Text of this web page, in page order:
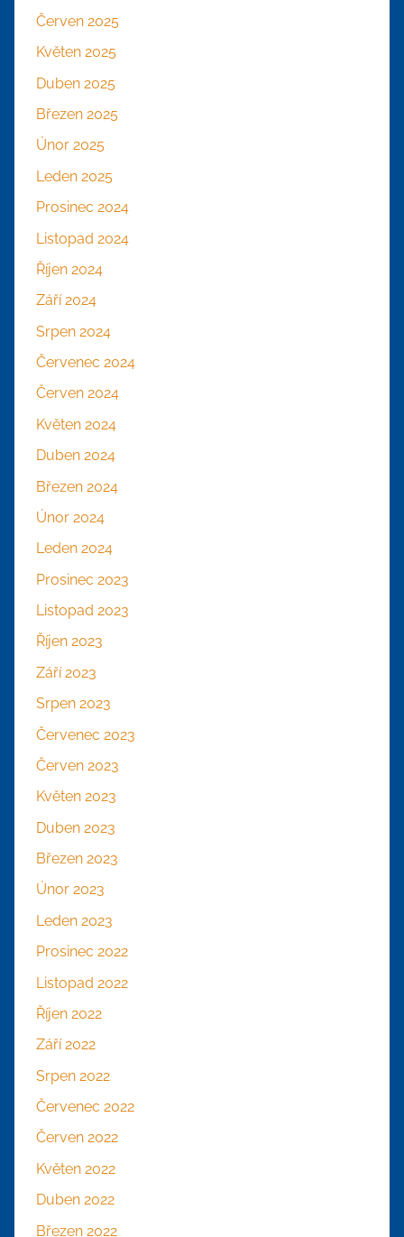
Červen 2025
Květen 2025
Duben 2025
Březen 2025
Únor 2025
Leden 2025
Prosinec 2024
Listopad 2024
Říjen 2024
Září 2024
Srpen 2024
Červenec 2024
Červen 2024
Květen 2024
Duben 2024
Březen 2024
Únor 2024
Leden 2024
Prosinec 2023
Listopad 2023
Říjen 2023
Září 2023
Srpen 2023
Červenec 2023
Červen 2023
Květen 2023
Duben 2023
Březen 2023
Únor 2023
Leden 2023
Prosinec 2022
Listopad 2022
Říjen 2022
Září 2022
Srpen 2022
Červenec 2022
Červen 2022
Květen 2022
Duben 2022
Březen 2022